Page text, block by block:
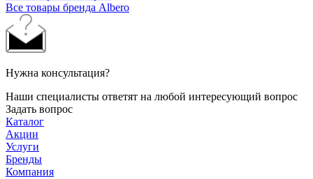
Все товары бренда Albero
Нужна консультация?
Наши специалисты ответят на любой интересующий вопрос
Задать вопрос
Каталог
Акции
Услуги
Бренды
Компания